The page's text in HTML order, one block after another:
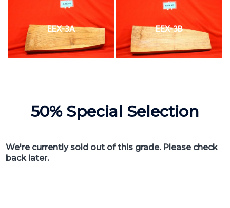
EEX-3A EEX-3B
50% Special Selection
We're currently sold out of this grade. Please check
back later.